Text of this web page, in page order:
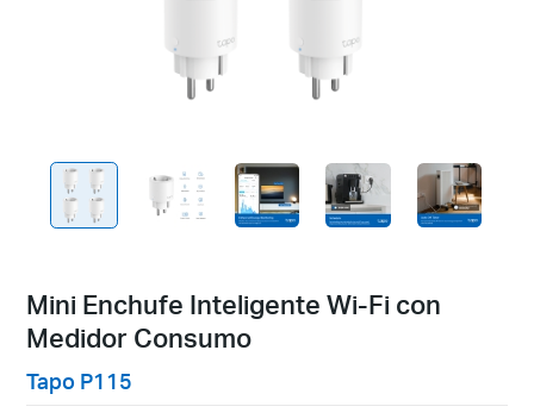
Mini Enchufe Inteligente Wi-Fi con
Medidor Consumo
Tapo P115